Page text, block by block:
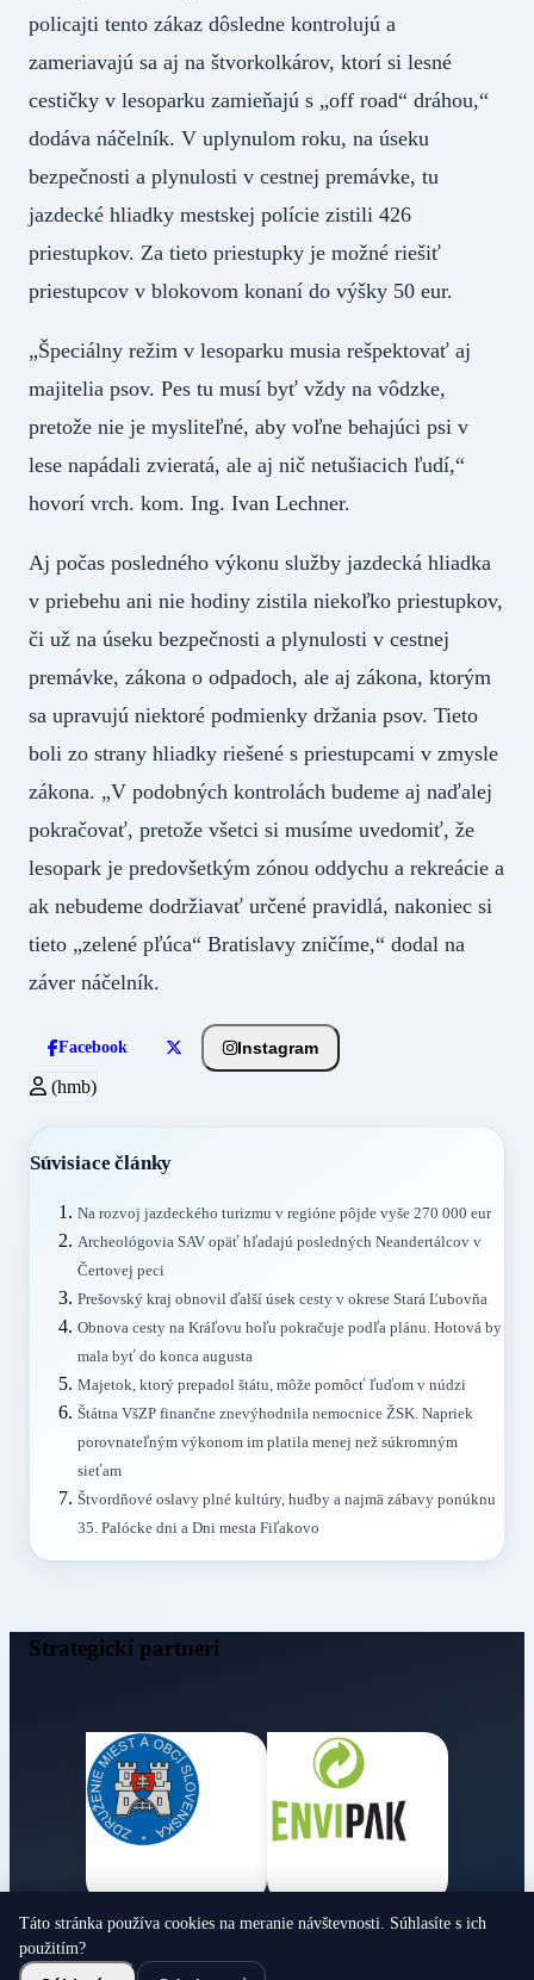
policajti tento zákaz dôsledne kontrolujú a
zameriavajú sa aj na štvorkolkárov, ktorí si lesné
cestičky v lesoparku zamieňajú s „off road“ dráhou,“
dodáva náčelník. V uplynulom roku, na úseku
bezpečnosti a plynulosti v cestnej premávke, tu
jazdecké hliadky mestskej polície zistili 426
priestupkov. Za tieto priestupky je možné riešiť
priestupcov v blokovom konaní do výšky 50 eur.
„Špeciálny režim v lesoparku musia rešpektovať aj
majitelia psov. Pes tu musí byť vždy na vôdzke,
pretože nie je mysliteľné, aby voľne behajúci psi v
lese napádali zvieratá, ale aj nič netušiacich ľudí,“
hovorí vrch. kom. Ing. Ivan Lechner.
Aj počas posledného výkonu služby jazdecká hliadka
v priebehu ani nie hodiny zistila niekoľko priestupkov,
či už na úseku bezpečnosti a plynulosti v cestnej
premávke, zákona o odpadoch, ale aj zákona, ktorým
sa upravujú niektoré podmienky držania psov. Tieto
boli zo strany hliadky riešené s priestupcami v zmysle
zákona. „V podobných kontrolách budeme aj naďalej
pokračovať, pretože všetci si musíme uvedomiť, že
lesopark je predovšetkým zónou oddychu a rekreácie a
ak nebudeme dodržiavať určené pravidlá, nakoniec si
tieto „zelené pľúca“ Bratislavy zničíme,“ dodal na
záver náčelník.
Facebook Instagram
(hmb)
Súvisiace články
Na rozvoj jazdeckého turizmu v regióne pôjde vyše 270 000 eur
Archeológovia SAV opäť hľadajú posledných Neandertálcov v
Čertovej peci
Prešovský kraj obnovil ďalší úsek cesty v okrese Stará Ľubovňa
Obnova cesty na Kráľovu hoľu pokračuje podľa plánu. Hotová by
mala byť do konca augusta
Majetok, ktorý prepadol štátu, môže pomôcť ľuďom v núdzi
Štátna VšZP finančne znevýhodnila nemocnice ŽSK. Napriek
porovnateľným výkonom im platila menej než súkromným
sieťam
Štvordňové oslavy plné kultúry, hudby a najmä zábavy ponúknu
35. Palócke dni a Dni mesta Fiľakovo
Strategickí partneri
Obecné noviny
Táto stránka používa cookies na meranie návštevnosti. Súhlasíte s ich
použitím?